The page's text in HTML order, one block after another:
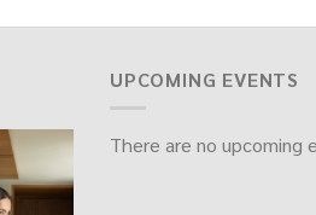
UPCOMING EVENTS
There are no upcoming